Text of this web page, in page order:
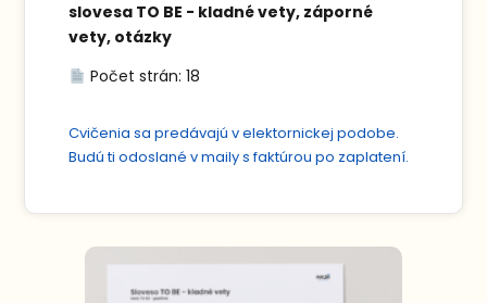
slovesa TO BE - kladné vety, záporné
vety, otázky
Počet strán: 18
Cvičenia sa predávajú v elektornickej podobe.
Budú ti odoslané v maily s faktúrou po zaplatení.